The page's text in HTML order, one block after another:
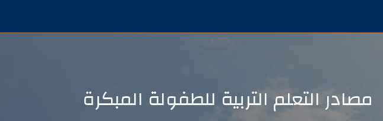
مصادر التعلم التربية للطفولة المبكرة